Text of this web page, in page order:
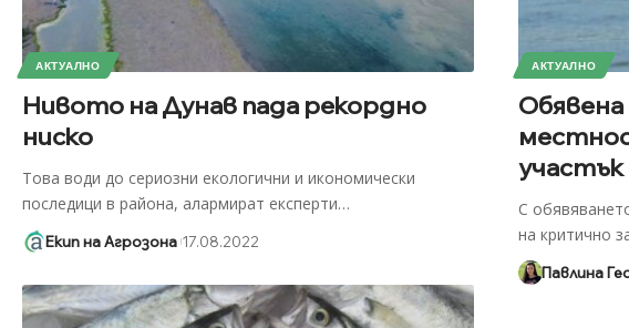
АКТУАЛНО
Нивото на Дунав пада рекордно
ниско
Това води до сериозни екологични и икономически
последици в района, алармират експерти…
Екип на Агрозона 17.08.2022
АКТУАЛНО
участък
С
на критично
Павлина